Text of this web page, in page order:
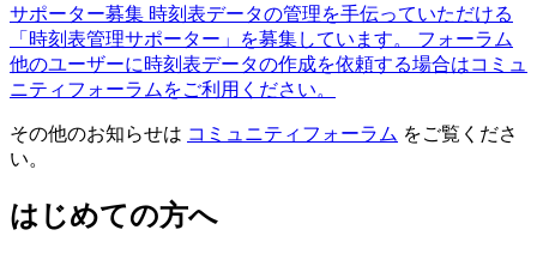
サポーター募集 時刻表データの管理を手伝っていただける
「時刻表管理サポーター」を募集しています。
フォーラム
他のユーザーに時刻表データの作成を依頼する場合はコミュ
ニティフォーラムをご利用ください。
その他のお知らせは コミュニティフォーラム をご覧くださ
い。
はじめての方へ